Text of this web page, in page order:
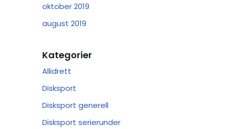
oktober 2019
august 2019
Kategorier
Allidrett
Disksport
Disksport generell
Disksport serierunder